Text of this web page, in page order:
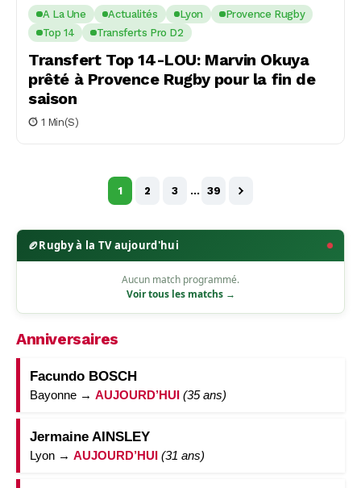
A La Une Actualités Lyon
Provence Rugby
Top 14
Transferts Pro D2
Transfert Top 14-LOU: Marvin Okuya
prêté à Provence Rugby pour la fin de
saison
1 Min(s)
1 2 3 … 39
🏉Rugby à la TV aujourd'hui
Aucun match programmé.
Voir tous les matchs →
Anniversaires
Facundo BOSCH
Bayonne → AUJOURD’HUI (35 ans)
Jermaine AINSLEY
Lyon → AUJOURD’HUI (31 ans)